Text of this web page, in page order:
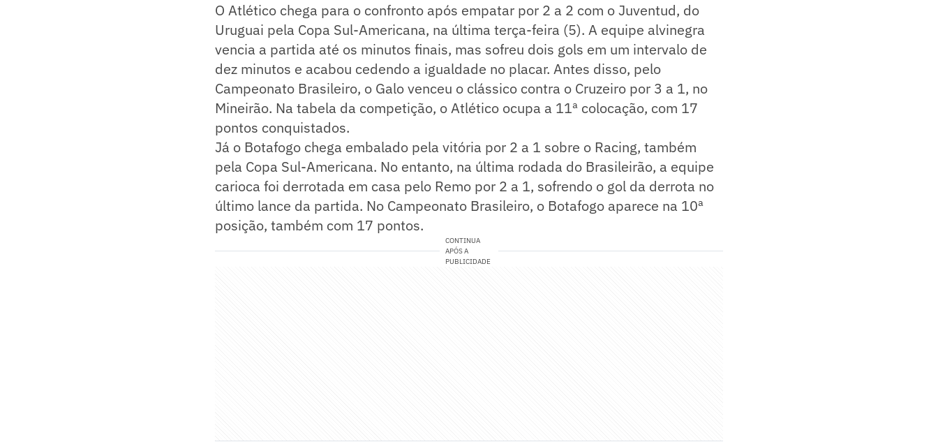
O Atlético chega para o confronto após empatar por 2 a 2 com o Juventud, do
Uruguai pela Copa Sul-Americana, na última terça-feira (5). A equipe alvinegra
vencia a partida até os minutos finais, mas sofreu dois gols em um intervalo de
dez minutos e acabou cedendo a igualdade no placar. Antes disso, pelo
Campeonato Brasileiro, o Galo venceu o clássico contra o Cruzeiro por 3 a 1, no
Mineirão. Na tabela da competição, o Atlético ocupa a 11ª colocação, com 17
pontos conquistados.
Já o Botafogo chega embalado pela vitória por 2 a 1 sobre o Racing, também
pela Copa Sul-Americana. No entanto, na última rodada do Brasileirão, a equipe
carioca foi derrotada em casa pelo Remo por 2 a 1, sofrendo o gol da derrota no
último lance da partida. No Campeonato Brasileiro, o Botafogo aparece na 10ª
posição, também com 17 pontos.
CONTINUA
APÓS A
PUBLICIDADE